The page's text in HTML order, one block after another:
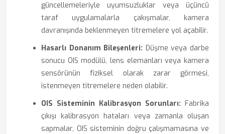
güncellemeleriyle uyumsuzluklar veya üçüncü
taraf uygulamalarla çakışmalar, kamera
davranışında beklenmeyen titremelere yol açabilir.
Hasarlı Donanım Bileşenleri: Düşme veya darbe
sonucu OIS modülü, lens elemanları veya kamera
sensörünün fiziksel olarak zarar görmesi,
istenmeyen titremelere neden olabilir.
OIS Sisteminin Kalibrasyon Sorunları: Fabrika
çıkışı kalibrasyon hataları veya zamanla oluşan
sapmalar, OIS sisteminin doğru çalışmamasına ve